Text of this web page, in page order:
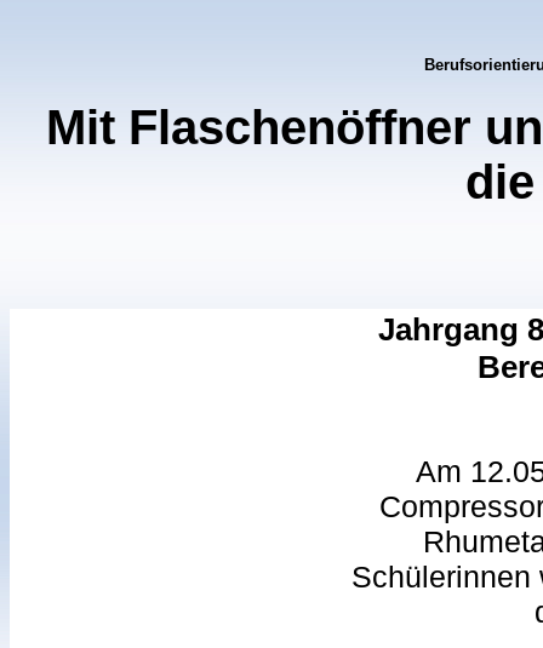
Mit Flaschenöffner
Jahrgang
Am
Schülerinnen